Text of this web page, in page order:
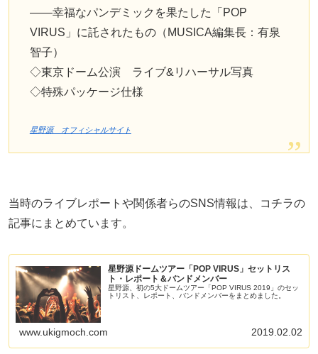
——幸福なパンデミックを果たした「POP
VIRUS」に託されたもの（MUSICA編集長：有泉
智子）
◇東京ドーム公演 ライブ&リハーサル写真
◇特殊パッケージ仕様
星野源 オフィシャルサイト
当時のライブレポートや関係者らのSNS情報は、コチラの
記事にまとめています。
星野源ドームツアー「POP VIRUS」セットリス
ト・レポート＆バンドメンバー
星野源、初の5大ドームツアー「POP VIRUS 2019」のセッ
トリスト、レポート、バンドメンバーをまとめました。
www.ukigmoch.com 2019.02.02